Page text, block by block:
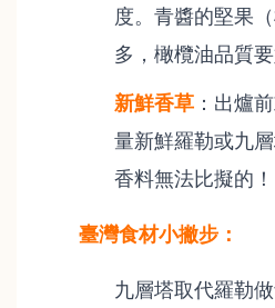
度。青醬的堅果
多，橄欖油品質要
新鮮香草 ：出爐
量新鮮羅勒或九
香料無法比擬的！
臺灣食材小撇步：
九層塔取代羅勒